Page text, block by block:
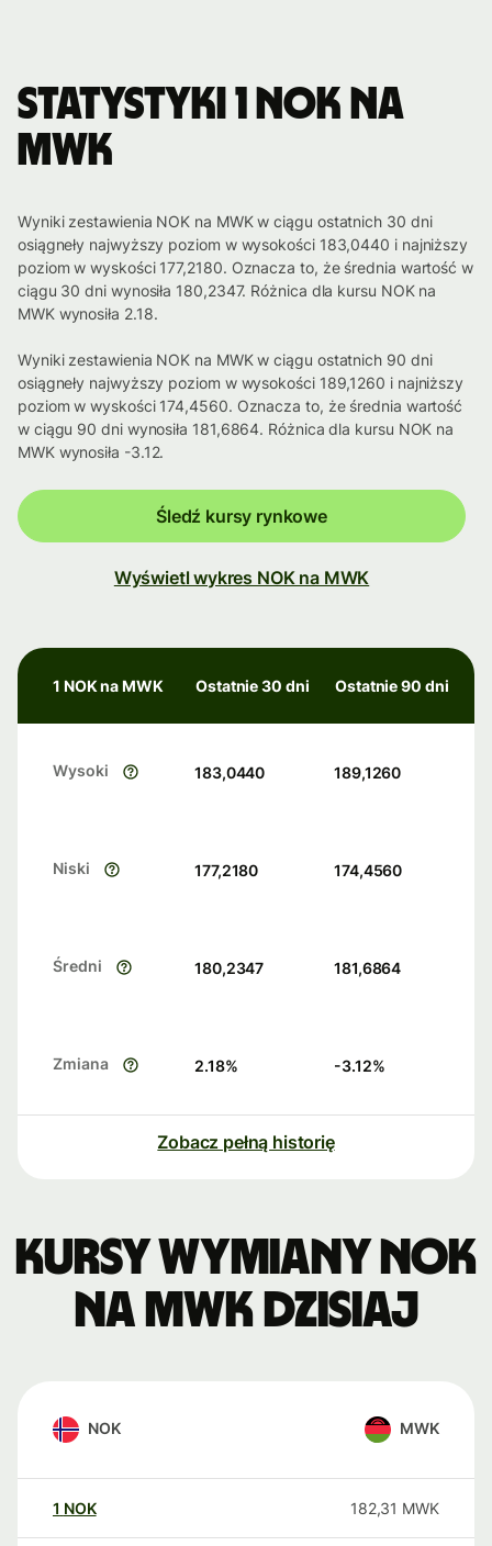
Statystyki 1 NOK na
MWK
Wyniki zestawienia NOK na MWK w ciągu ostatnich 30 dni
osiągneły najwyższy poziom w wysokości 183,0440 i najniższy
poziom w wyskości 177,2180. Oznacza to, że średnia wartość w
ciągu 30 dni wynosiła 180,2347. Różnica dla kursu NOK na
MWK wynosiła 2.18.
Wyniki zestawienia NOK na MWK w ciągu ostatnich 90 dni
osiągneły najwyższy poziom w wysokości 189,1260 i najniższy
poziom w wyskości 174,4560. Oznacza to, że średnia wartość
w ciągu 90 dni wynosiła 181,6864. Różnica dla kursu NOK na
MWK wynosiła -3.12.
Śledź kursy rynkowe
Wyświetl wykres NOK na MWK
1 NOK na MWK Ostatnie 30 dni Ostatnie 90 dni
Wysoki 183,0440 189,1260
Niski 177,2180 174,4560
Średni 180,2347 181,6864
Zmiana 2.18% -3.12%
Zobacz pełną historię
Kursy wymiany NOK
na MWK dzisiaj
NOK MWK
1 NOK 182,31 MWK